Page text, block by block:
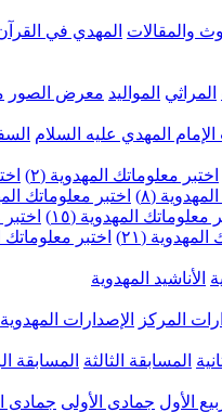
والمقالات المهدي في
المراثي المواليد معرض الصور
المهدي عليه السلام
اختبر معلوماتك المهدوية (٢)
(٨) اختبر معلوماتك
معلوماتك المهدوية (١٥)
(٢١) اختبر معلوماتك
الأناشيد المهدوية
المركز الإصدارات المهدوية
المسابقة الثالثة المسابقة
الأول جمادى الأولى جمادى